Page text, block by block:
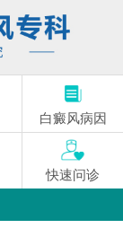
白癜风病因
快速问诊